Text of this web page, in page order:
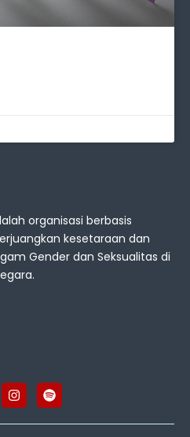
organisasi berbasis
kesetaraan dan
Gender dan Seksualitas di